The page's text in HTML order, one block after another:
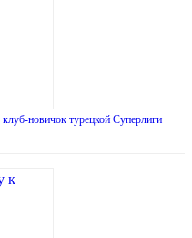
новичок турецкой Суперлиги